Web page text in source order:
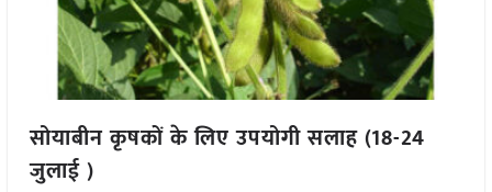
सोयाबीन कृषकों के लिए उपयोगी सलाह (18-24
जुलाई )